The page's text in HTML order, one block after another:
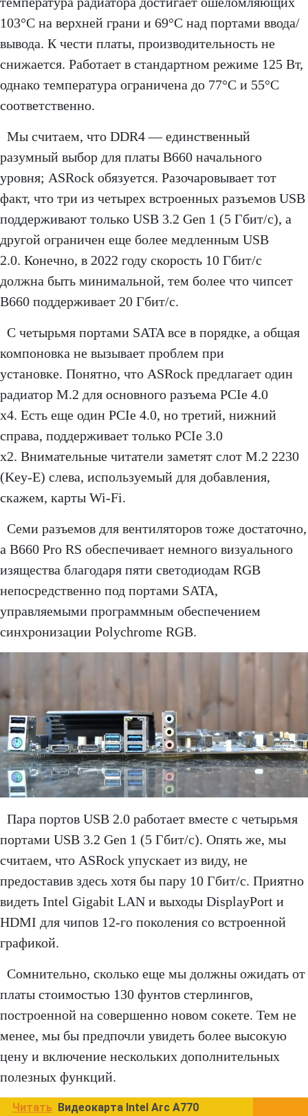
103°C на верхней грани и 69°C над портами ввода/
вывода. К чести платы, производительность не
снижается. Работает в стандартном режиме 125 Вт,
однако температура ограничена до 77°C и 55°C
соответственно.
Мы считаем, что DDR4 — единственный
разумный выбор для платы B660 начального
уровня; ASRock обязуется. Разочаровывает тот
факт, что три из четырех встроенных разъемов USB
поддерживают только USB 3.2 Gen 1 (5 Гбит/с), а
другой ограничен еще более медленным USB
2.0. Конечно, в 2022 году скорость 10 Гбит/с
должна быть минимальной, тем более что чипсет
B660 поддерживает 20 Гбит/с.
С четырьмя портами SATA все в порядке, а общая
компоновка не вызывает проблем при
установке. Понятно, что ASRock предлагает один
радиатор M.2 для основного разъема PCIe 4.0
x4. Есть еще один PCIe 4.0, но третий, нижний
справа, поддерживает только PCIe 3.0
x2. Внимательные читатели заметят слот M.2 2230
(Key-E) слева, используемый для добавления,
скажем, карты Wi-Fi.
Семи разъемов для вентиляторов тоже достаточно,
а B660 Pro RS обеспечивает немного визуального
изящества благодаря пяти светодиодам RGB
непосредственно под портами SATA,
управляемыми программным обеспечением
синхронизации Polychrome RGB.
Пара портов USB 2.0 работает вместе с четырьмя
портами USB 3.2 Gen 1 (5 Гбит/с). Опять же, мы
считаем, что ASRock упускает из виду, не
предоставив здесь хотя бы пару 10 Гбит/с. Приятно
видеть Intel Gigabit LAN и выходы DisplayPort и
HDMI для чипов 12-го поколения со встроенной
графикой.
Сомнительно, сколько еще мы должны ожидать от
платы стоимостью 130 фунтов стерлингов,
построенной на совершенно новом сокете. Тем не
менее, мы бы предпочли увидеть более высокую
цену и включение нескольких дополнительных
полезных функций.
Читать Видеокарта Intel Arc A770